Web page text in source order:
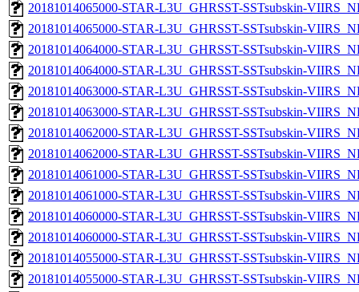
20181014065000-STAR-L3U_GHRSST-SSTsubskin-
20181014065000-STAR-L3U_GHRSST-SSTsubskin-
20181014064000-STAR-L3U_GHRSST-SSTsubskin-
20181014064000-STAR-L3U_GHRSST-SSTsubskin-
20181014063000-STAR-L3U_GHRSST-SSTsubskin-
20181014063000-STAR-L3U_GHRSST-SSTsubskin-
20181014062000-STAR-L3U_GHRSST-SSTsubskin-
20181014062000-STAR-L3U_GHRSST-SSTsubskin-
20181014061000-STAR-L3U_GHRSST-SSTsubskin-
20181014061000-STAR-L3U_GHRSST-SSTsubskin-
20181014060000-STAR-L3U_GHRSST-SSTsubskin-
20181014060000-STAR-L3U_GHRSST-SSTsubskin-
20181014055000-STAR-L3U_GHRSST-SSTsubskin-
20181014055000-STAR-L3U_GHRSST-SSTsubskin-